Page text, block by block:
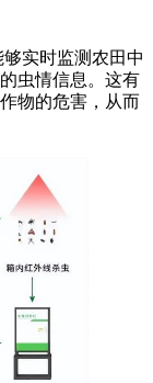
实时监测农田中
虫情信息。这有
物的危害，从而